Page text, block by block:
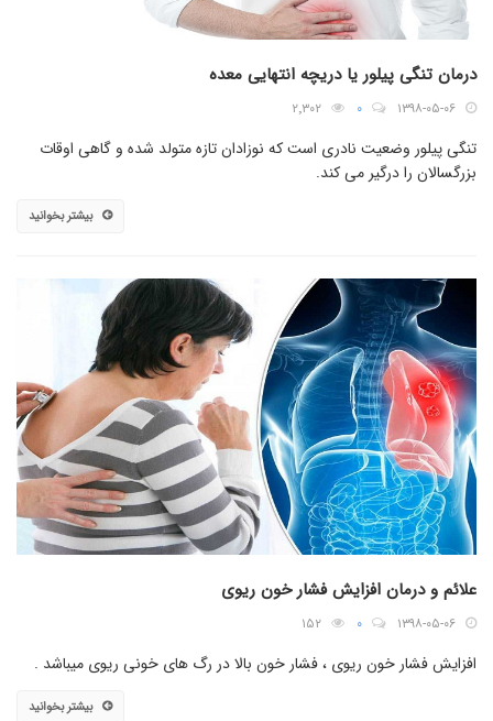
درمان تنگی پیلور یا دریچه انتهایی معده
۱۳۹۸-۰۵-۰۶ ۰ ۲٬۳۰۲
تنگی پیلور وضعیت نادری است که نوزادان تازه متولد شده و گاهی اوقات
بزرگسالان را درگیر می کند.
بیشتر بخوانید
علائم و درمان افزایش فشار خون ریوی
۱۳۹۸-۰۵-۰۶ ۰ ۱۵۲
افزایش فشار خون ریوی ، فشار خون بالا در رگ های خونی ریوی میباشد .
بیشتر بخوانید